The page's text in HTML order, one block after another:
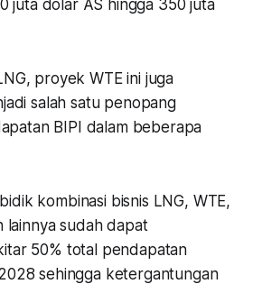
juta dolar AS hingga 350 juta
proyek WTE ini juga
salah satu penopang
BIPI dalam beberapa
kombinasi bisnis LNG, WTE,
lainnya sudah dapat
50% total pendapatan
sehingga ketergantungan